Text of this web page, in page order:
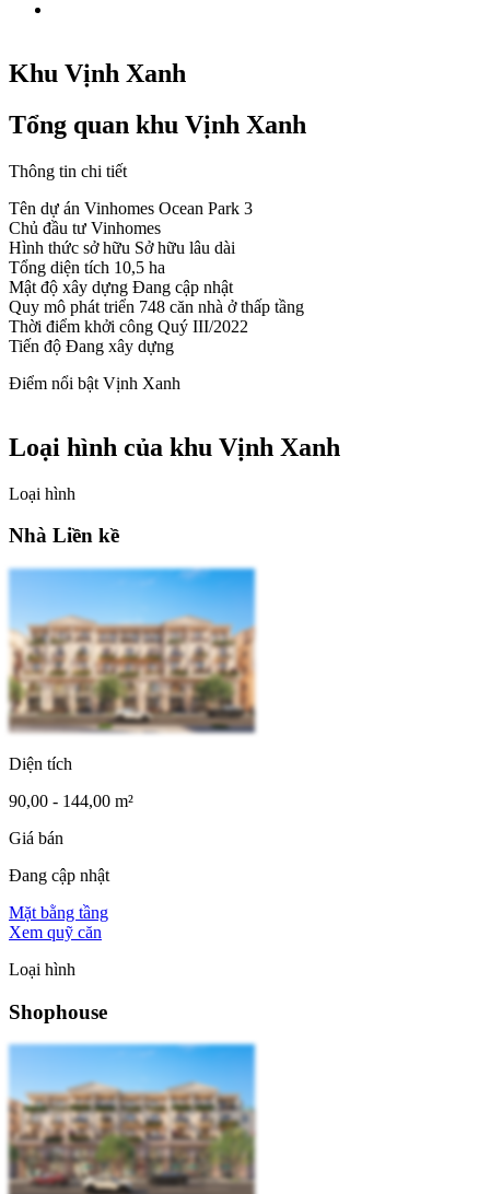
Khu Vịnh Xanh
Tổng quan khu Vịnh Xanh
Thông tin chi tiết
Tên dự án Vinhomes Ocean Park 3
Chủ đầu tư Vinhomes
Hình thức sở hữu Sở hữu lâu dài
Tổng diện tích 10,5 ha
Mật độ xây dựng Đang cập nhật
Quy mô phát triển 748 căn nhà ở thấp tầng
Thời điểm khởi công Quý III/2022
Tiến độ Đang xây dựng
Điểm nổi bật Vịnh Xanh
Loại hình của khu Vịnh Xanh
Loại hình
Nhà Liền kề
Diện tích
90,00 - 144,00 m²
Giá bán
Đang cập nhật
Mặt bằng tầng
Xem quỹ căn
Loại hình
Shophouse